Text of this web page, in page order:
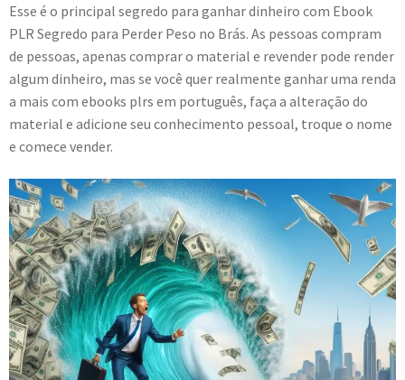
Esse é o principal segredo para ganhar dinheiro com Ebook
PLR Segredo para Perder Peso no Brás. As pessoas compram
de pessoas, apenas comprar o material e revender pode render
algum dinheiro, mas se você quer realmente ganhar uma renda
a mais com ebooks plrs em português, faça a alteração do
material e adicione seu conhecimento pessoal, troque o nome
e comece vender.